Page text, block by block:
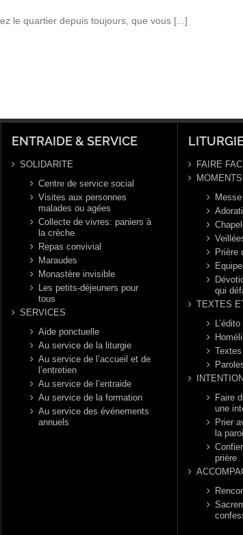
le quartier depuis toujours, que vous [...]
ENTRAIDE & SERVICE
SOLIDARITE
Centre de service social
Visites aux personnes
malades ou agées
Collecte de vivres: paniers à
la crèche
Repas convivial
Maraudes
Monastère invisible
Les petits-déjeuners pour
tous
SERVICES
Aide ponctuelle
Au service de la liturgie
Au service de l’accueil et de
l’entretien
Au service de l’entraide
Au service de la formation
Au service des événements
annuels
FAIRE
Messe
Prière
qui
TEXTES
Faire
une
Prier
la
prière